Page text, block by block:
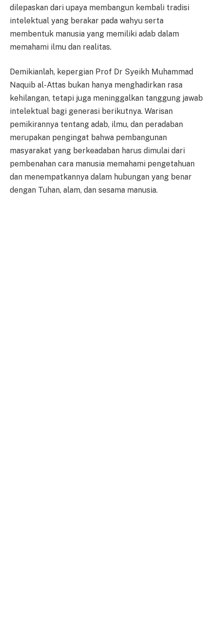
dilepaskan dari upaya membangun kembali tradisi
intelektual yang berakar pada wahyu serta
membentuk manusia yang memiliki adab dalam
memahami ilmu dan realitas.
Demikianlah, kepergian Prof Dr Syeikh Muhammad
Naquib al-Attas bukan hanya menghadirkan rasa
kehilangan, tetapi juga meninggalkan tanggung jawab
intelektual bagi generasi berikutnya. Warisan
pemikirannya tentang adab, ilmu, dan peradaban
merupakan pengingat bahwa pembangunan
masyarakat yang berkeadaban harus dimulai dari
pembenahan cara manusia memahami pengetahuan
dan menempatkannya dalam hubungan yang benar
dengan Tuhan, alam, dan sesama manusia.